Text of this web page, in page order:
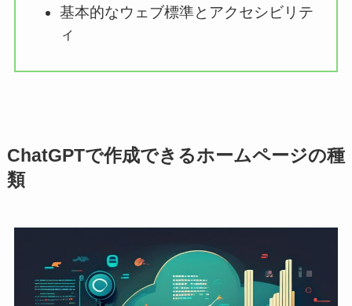
基本的なウェブ標準とアクセシビリテ
ィ
ChatGPTで作成できるホームページの種
類